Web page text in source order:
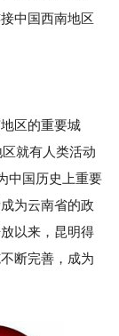
中国西南地区
区的重要城
就有人类活动
中国历史上重要
为云南省的政
以来，昆明得
断完善，成为